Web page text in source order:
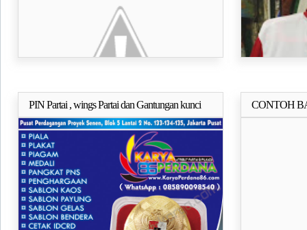
PIN Partai , wings Partai dan Gantungan kunci
Untuk semua partai
Selengkapnya..
CONTOH
DAN